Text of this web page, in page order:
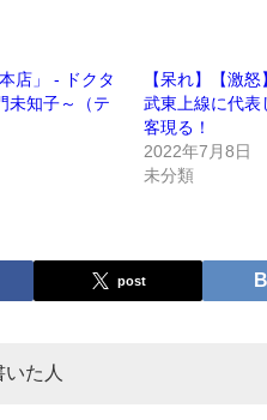
店」 - ドクタ
未知子～（テ
【呆れ】【激
武東上線に代表
客現る！
2022年7月8日
未分類
post
た人